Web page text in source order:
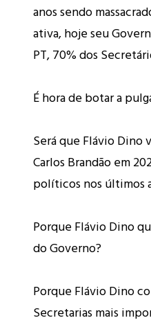
anos sendo
ativa, hoje seu
PT, 70% dos
É hora de botar a
Será que Flávio Dino
Carlos Brandão em
políticos nos últimos
Porque Flávio Dino
do Governo?
Porque Flávio Dino
Secretarias mais